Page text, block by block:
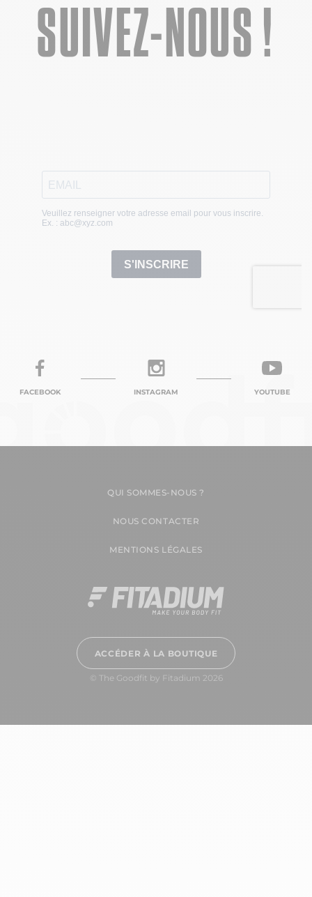
SUIVEZ-NOUS !
FACEBOOK INSTAGRAM YOUTUBE
QUI SOMMES-NOUS ?
NOUS CONTACTER
MENTIONS LÉGALES
ACCÉDER À LA BOUTIQUE
© The Goodfit by Fitadium 2026